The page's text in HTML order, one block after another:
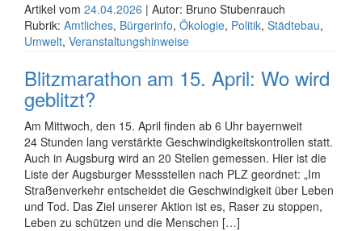
Artikel vom 24.04.2026 | Autor: Bruno Stubenrauch
Rubrik: Amtliches, Bürgerinfo, Ökologie, Politik, Städtebau,
Umwelt, Veranstaltungshinweise
Blitz­marathon am 15. April: Wo wird
geblitzt?
Am Mittwoch, den 15. April finden ab 6 Uhr bayernweit
24 Stunden lang verstärkte Geschwin­dig­keits­kontrollen statt.
Auch in Augsburg wird an 20 Stellen gemessen. Hier ist die
Liste der Augsburger Messstellen nach PLZ geordnet: „Im
Straßenverkehr entscheidet die Geschwindig­keit über Leben
und Tod. Das Ziel unserer Aktion ist es, Raser zu stoppen,
Leben zu schützen und die Menschen […]